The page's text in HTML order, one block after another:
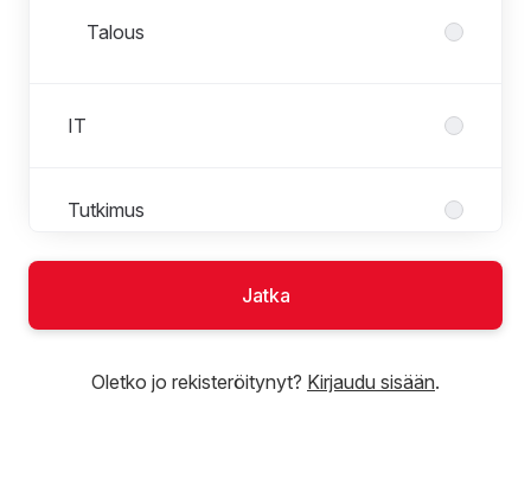
Talous
IT
Tutkimus
Jatka
Oletko jo rekisteröitynyt? Kirjaudu sisään.